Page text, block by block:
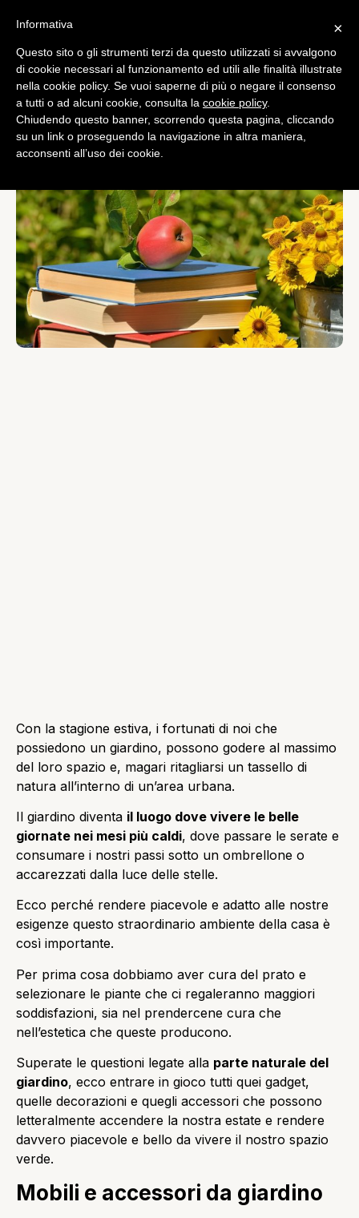
Curiosità
Decorare il tuo giardino e
godere a pieno il periodo
estivo
diRedazione
Con la stagione estiva, i fortunati di noi che
possiedono un giardino, possono godere al massimo
del loro spazio e, magari ritagliarsi un tassello di
natura all’interno di un’area urbana.
Il giardino diventa il luogo dove vivere le belle
giornate nei mesi più caldi, dove passare le serate e
consumare i nostri passi sotto un ombrellone o
accarezzati dalla luce delle stelle.
Ecco perché rendere piacevole e adatto alle nostre
esigenze questo straordinario ambiente della casa è
così importante.
Per prima cosa dobbiamo aver cura del prato e
selezionare le piante che ci regaleranno maggiori
soddisfazioni, sia nel prendercene cura che
nell’estetica che queste producono.
Superate le questioni legate alla parte naturale del
giardino, ecco entrare in gioco tutti quei gadget,
quelle decorazioni e quegli accessori che possono
letteralmente accendere la nostra estate e rendere
davvero piacevole e bello da vivere il nostro spazio
verde.
Mobili e accessori da giardino
×
Informativa
Questo sito o gli strumenti terzi da questo utilizzati si avvalgono
di cookie necessari al funzionamento ed utili alle finalità illustrate
nella cookie policy. Se vuoi saperne di più o negare il consenso
a tutti o ad alcuni cookie, consulta la cookie policy.
Chiudendo questo banner, scorrendo questa pagina, cliccando
su un link o proseguendo la navigazione in altra maniera,
acconsenti all’uso dei cookie.